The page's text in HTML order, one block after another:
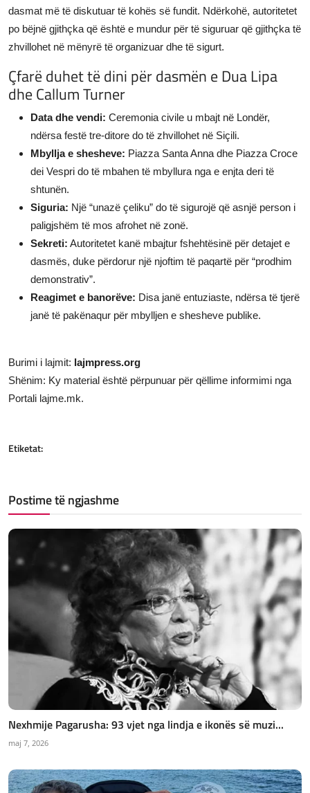
dasmat më të diskutuar të kohës së fundit. Ndërkohë, autoritetet
po bëjnë gjithçka që është e mundur për të siguruar që gjithçka të
zhvillohet në mënyrë të organizuar dhe të sigurt.
Çfarë duhet të dini për dasmën e Dua Lipa
dhe Callum Turner
Data dhe vendi: Ceremonia civile u mbajt në Londër,
ndërsa festë tre-ditore do të zhvillohet në Siçili.
Mbyllja e shesheve: Piazza Santa Anna dhe Piazza Croce
dei Vespri do të mbahen të mbyllura nga e enjta deri të
shtunën.
Siguria: Një “unazë çeliku” do të sigurojë që asnjë person i
paligjshëm të mos afrohet në zonë.
Sekreti: Autoritetet kanë mbajtur fshehtësinë për detajet e
dasmës, duke përdorur një njoftim të paqartë për “prodhim
demonstrativ”.
Reagimet e banorëve: Disa janë entuziaste, ndërsa të tjerë
janë të pakënaqur për mbylljen e shesheve publike.
Burimi i lajmit: lajmpress.org
Shënim: Ky material është përpunuar për qëllime informimi nga
Portali lajme.mk.
Etiketat:
Postime të ngjashme
Nexhmije Pagarusha: 93 vjet nga lindja e ikonës së muzi...
maj 7, 2026